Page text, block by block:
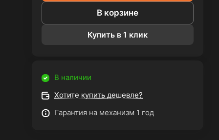
В корзине
Купить в 1 клик
В наличии
Хотите купить дешевле?
Гарантия на механизм 1 год